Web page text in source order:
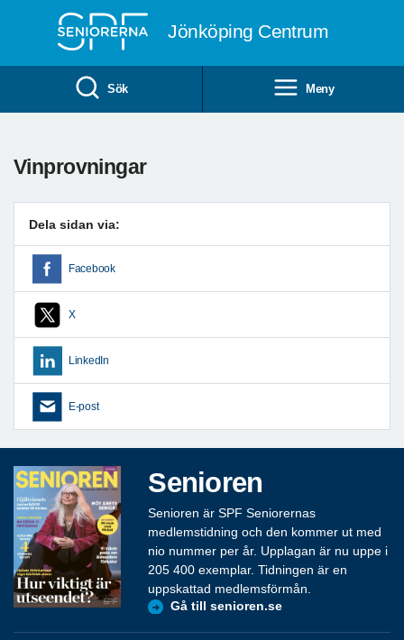
Jönköping Centrum
Sök Meny
Vinprovningar
Dela sidan via:
Facebook
X
LinkedIn
E-post
Senioren
Senioren är SPF Seniorernas
medlemstidning och den kommer ut med
nio nummer per år. Upplagan är nu uppe i
205 400 exemplar. Tidningen är en
uppskattad medlemsförmån.
Gå till senioren.se